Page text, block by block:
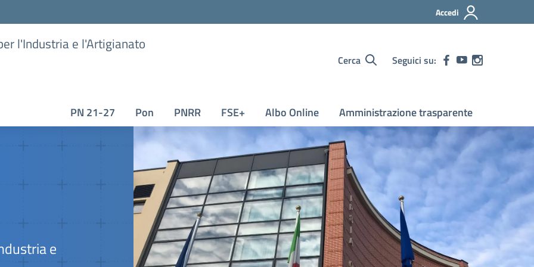
Accedi
l'Industria e l'Artigianato
Cerca Seguici su:
PN 21-27 Pon PNRR FSE+ Albo Online Amministrazione trasparente
e